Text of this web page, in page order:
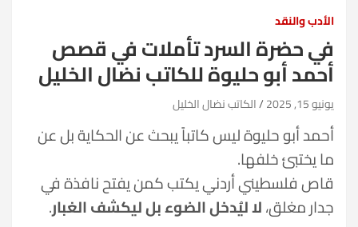
الأدب والنقد
في حضرة السرد تأملات في قصص
أحمد أبو حليوة للكاتب نضال الخليل
يونيو 15, 2025 الكاتب نضال الخليل
أحمد أبو حليوة ليس كاتباً يبحث عن الحكاية بل عن
ما يختبئ خلفها.
قاص فلسطيني أردني يكتب كمن يفتح نافذة في
جدار مغلق،لا ليُدخل الضوء بل ليكشف الغبار.